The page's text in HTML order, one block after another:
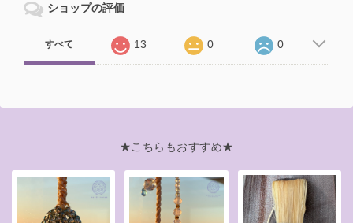
ショップの評価
すべて 13 0 0
★こちらもおすすめ★